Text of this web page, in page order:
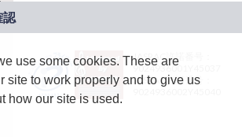
JASRAC許諾番号：
9024936001Y45037
JASRAC許諾番号：
use some cookies. These are
site to work properly and to give us
how our site is used.